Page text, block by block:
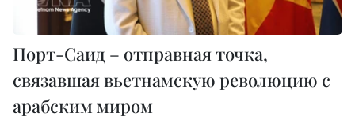
Порт-Саид – отправная точка,
связавшая вьетнамскую революцию с
арабским миром